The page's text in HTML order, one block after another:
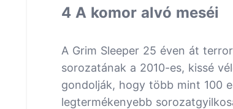
4 A komor alvó meséi
A Grim Sleeper 25 éven át
sorozatának a 2010-es, kissé
gondolják, hogy több mint 100
legtermékenyebb